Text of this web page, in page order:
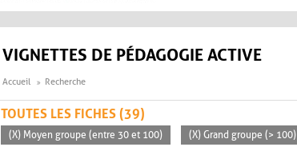
VIGNETTES DE PÉDAGOGIE ACTIVE
Accueil Recherche
TOUTES LES FICHES (39)
(X) Moyen groupe (entre 30 et 100) (X) Grand groupe (> 100)